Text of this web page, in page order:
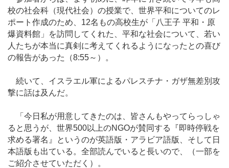
校の社会科（現代社会）の授業で、世界平和についてのレ
ポート作成のため、12名もの高校生が「八王子 平和・原
爆資料館」を訪問してくれた、平和な社会について、若い
人たちが本当に真剣に考えてくれるようになったとの喜び
の報告があった（8:55～）。
続いて、イスラエル軍によるパレスチナ・ガザ無差別攻
撃に話は及んだ。
「今日私が用意してきたのは、皆さんもやってらっしゃ
ると思うが、世界500以上のNGOが賛同する『即時停戦を
求める署名』というのが英語版・アラビア語版、そして日
本語版も出ている。全部読んでいると長いので、（一部を
ご紹介させていただく）。